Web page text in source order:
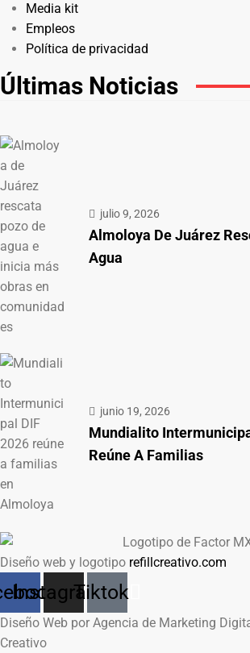
Media kit
Empleos
Política de privacidad
Últimas Noticias
julio 9, 2026
Almoloya De Juárez
Agua
junio 19, 2026
Mundialito
Reúne A Familias
Diseño web y logotipo refillcreativo.com
Instagram
Tiktok
Diseño Web por Agencia de Marketing
Creativo